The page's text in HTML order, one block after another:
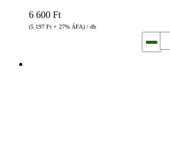
6 600 Ft
(5 197 Ft + 27% ÁFA) / db